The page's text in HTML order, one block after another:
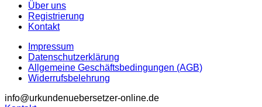
Über uns
Registrierung
Kontakt
Impressum
Datenschutzerklärung
Allgemeine Geschäftsbedingungen (AGB)
Widerrufsbelehrung
info@urkundenuebersetzer-online.de